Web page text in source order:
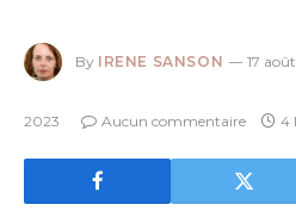
By IRENE SANSON 17
2023 Aucun commentaire 4